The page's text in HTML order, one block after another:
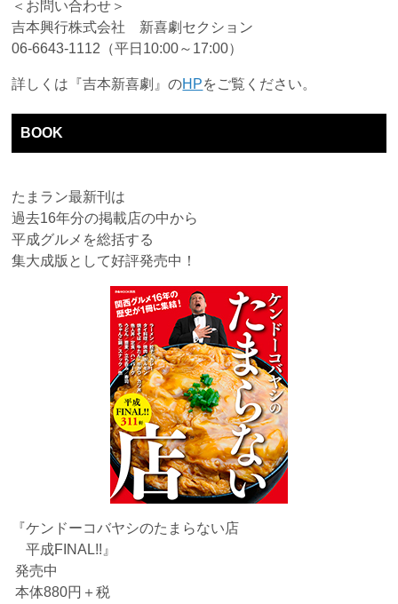
＜お問い合わせ＞
吉本興行株式会社 新喜劇セクション
06-6643-1112（平日10:00～17:00）
詳しくは『吉本新喜劇』のHPをご覧ください。
BOOK
たまラン最新刊は
過去16年分の掲載店の中から
平成グルメを総括する
集大成版として好評発売中！
『ケンドーコバヤシのたまらない店
平成FINAL!!』
発売中
本体880円＋税